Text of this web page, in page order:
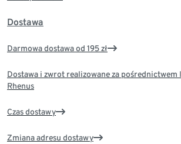
Dostawa
Darmowa dostawa od 195 zł
Dostawa i zwrot realizowane za pośrednictwem
Rhenus
Czas dostawy
Zmiana adresu dostawy